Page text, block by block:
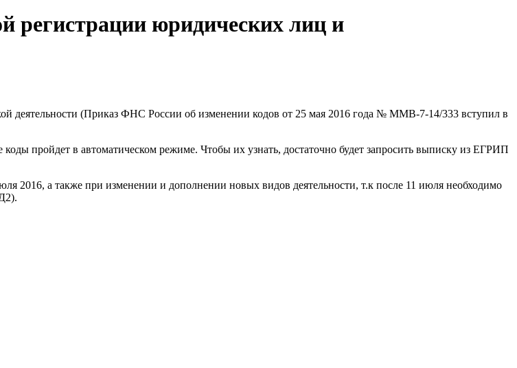
регистрации юридических лиц и
деятельности (Приказ ФНС России об изменении кодов от 25 мая 2016 года № ММВ-7-14/333 вступил в
пройдет в автоматическом режиме. Чтобы их узнать, достаточно будет запросить выписку из ЕГРИП
2016, а также при изменении и дополнении новых видов деятельности, т.к после 11 июля необходимо